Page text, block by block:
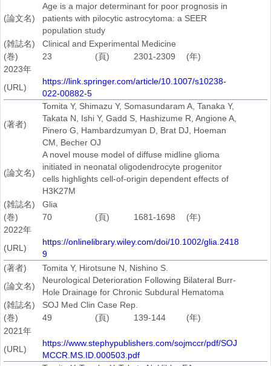
(論文名)
Age is a major determinant for poor prognosis in
patients with pilocytic astrocytoma: a SEER
population study
(雑誌名)
Clinical and Experimental Medicine
(巻)
23 (頁) 2301-2309
(年)
2023年
(URL)
https://link.springer.com/article/10.1007/s10238-
022-00882-5
(著者)
Tomita Y, Shimazu Y, Somasundaram A, Tanaka Y,
Takata N, Ishi Y, Gadd S, Hashizume R, Angione A,
Pinero G, Hambardzumyan D, Brat DJ, Hoeman
CM, Becher OJ
(論文名)
A novel mouse model of diffuse midline glioma
initiated in neonatal oligodendrocyte progenitor
cells highlights cell-of-origin dependent effects of
H3K27M
(雑誌名)
Glia
(巻)
70 (頁) 1681-1698
(年)
2022年
(URL)
https://onlinelibrary.wiley.com/doi/10.1002/glia.2418
9
(著者)
Tomita Y, Hirotsune N, Nishino S.
(論文名)
Neurological Deterioration Following Bilateral Burr-
Hole Drainage for Chronic Subdural Hematoma
(雑誌名)
SOJ Med Clin Case Rep.
(巻)
49 (頁) 139-144
(年)
2021年
(URL)
https://www.stephypublishers.com/sojmccr/pdf/SOJ
MCCR.MS.ID.000503.pdf